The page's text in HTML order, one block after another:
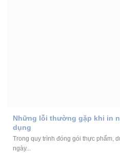
Những lỗi thường gặp khi in
dụng
Trong quy trình đóng gói thực phẩm,
ngày...